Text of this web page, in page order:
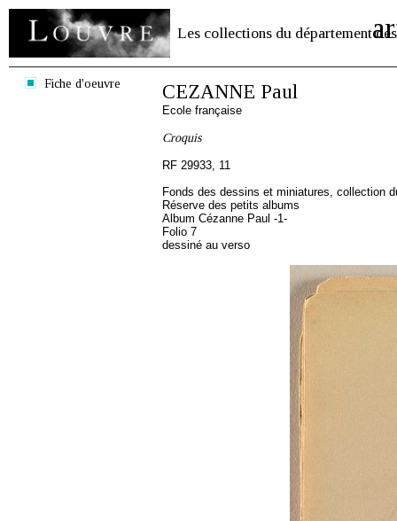
Les collections du département des
Fiche d'oeuvre CEZANNE Paul
Ecole française
Croquis
RF 29933, 11
Fonds des dessins et miniatures, collection
Réserve des petits albums
Album Cézanne Paul -1-
Folio 7
dessiné au verso